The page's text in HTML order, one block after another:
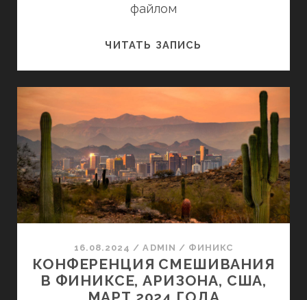
файлом
ЧИТАТЬ ЗАПИСЬ
16.08.2024 /ADMIN / ФИНИКС
КОНФЕРЕНЦИЯ СМЕШИВАНИЯ
В ФИНИКСЕ, АРИЗОНА, США,